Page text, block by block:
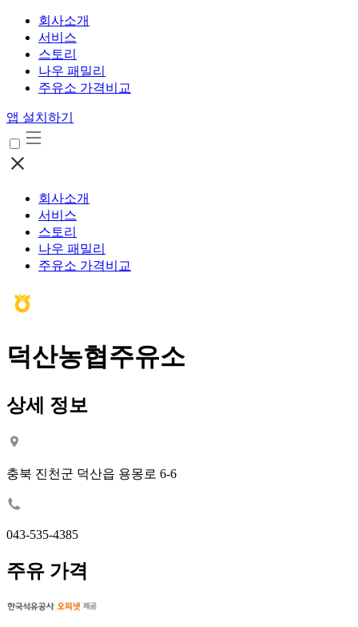
회사소개
서비스
스토리
나우 패밀리
주유소 가격비교
앱 설치하기
회사소개
서비스
스토리
나우 패밀리
주유소 가격비교
덕산농협주유소
상세 정보
충북 진천군 덕산읍 용몽로 6-6
043-535-4385
주유 가격